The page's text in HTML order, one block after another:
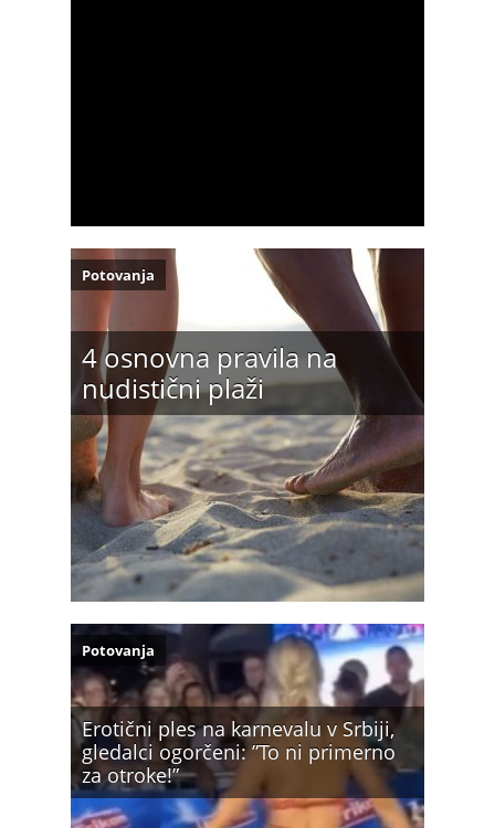
4 osnovna pravila na
nudistični plaži
Potovanja
Erotični ples na karnevalu v Srbiji,
gledalci ogorčeni: ”To ni primerno
za otroke!”
Potovanja